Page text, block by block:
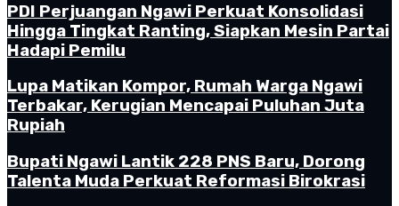
PDI Perjuangan Ngawi Perkuat Konsolidasi
Hingga Tingkat Ranting, Siapkan Mesin Partai
Hadapi Pemilu
Lupa Matikan Kompor, Rumah Warga Ngawi
Terbakar, Kerugian Mencapai Puluhan Juta
Rupiah
Bupati Ngawi Lantik 228 PNS Baru, Dorong
Talenta Muda Perkuat Reformasi Birokrasi